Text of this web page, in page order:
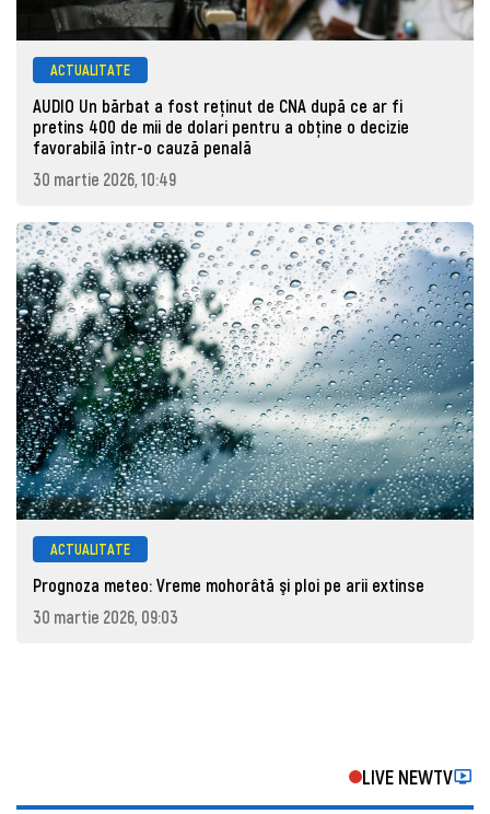
ACTUALITATE
AUDIO Un bărbat a fost reținut de CNA după ce ar fi
pretins 400 de mii de dolari pentru a obține o decizie
favorabilă într-o cauză penală
30 martie 2026, 10:49
ACTUALITATE
Prognoza meteo: Vreme mohorâtă şi ploi pe arii extinse
30 martie 2026, 09:03
LIVE NEWTV